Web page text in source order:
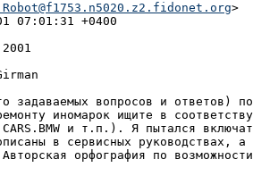
>
07:01:31 +0400
задаваемых вопросов и ответов)
иномарок ищите в
и т.п.). Я пытался
в сервисных руководствах, а
орфография по